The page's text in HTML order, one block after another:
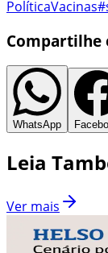
PolíticaVacinas
Compartilhe
WhatsApp
Leia
Ver mais